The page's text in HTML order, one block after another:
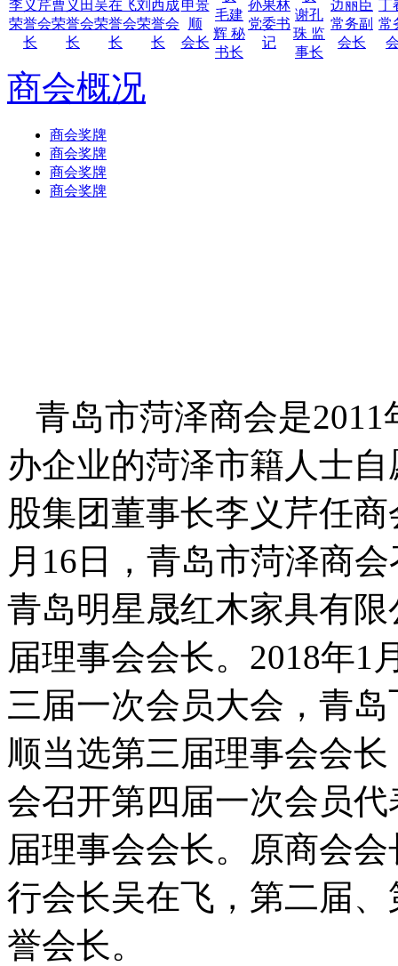
李义芹
荣誉会
长
曹义田
荣誉会
长
吴在飞
荣誉会
长
刘西成
荣誉会
长
申景
顺
会长
毛建
辉 秘
书长
孙果林
党委书
记
谢孔
珠 监
事长
边丽臣
常务副
会长
丁
常
商会概况
青岛市菏泽商会是
办企业的菏泽市籍人士
股集团董事长李义芹任
月16日，青岛市菏泽商
青岛明星晟红木家具有
届理事会会长。2018年1
三届一次会员大会，青
顺当选第三届理事会会
会召开第四届一次会员
届理事会会长。原商会
行会长吴在飞，第二届
誉会长。